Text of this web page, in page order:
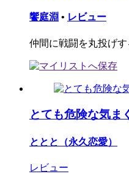
饗庭淵 • レビュー
仲間に戦闘を丸投げ
とても危険な気ま
ととと（永久恋愛）
レビュー